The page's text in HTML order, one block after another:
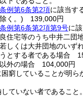
例第6条第2項に該当す
く。) 139,000円
例第6条第2項第9号に
住宅等のうち中井二団
しくは大井団地のいず
とする者である場合
以外の場合 104,000円
窮していることが明ら
ていない者であること。